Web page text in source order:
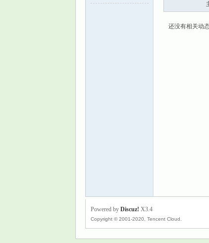
还没有相关动
Powered by Discuz! X3.4
Copyright © 2001-2020, Tencent Cloud.